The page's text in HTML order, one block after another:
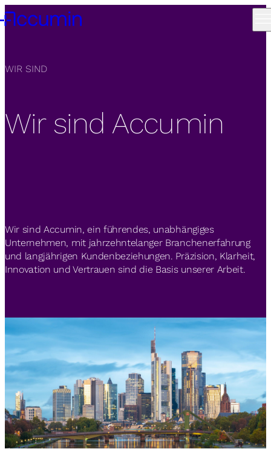
WIR SIND
Wir sind Accumin
Wir sind Accumin, ein führendes, unabhängiges
Unternehmen, mit jahrzehntelanger Branchenerfahrung
und langjährigen Kundenbeziehungen. Präzision, Klarheit,
Innovation und Vertrauen sind die Basis unserer Arbeit.